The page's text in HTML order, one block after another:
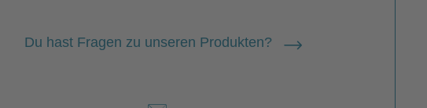
Du hast Fragen zu unseren Produkten?